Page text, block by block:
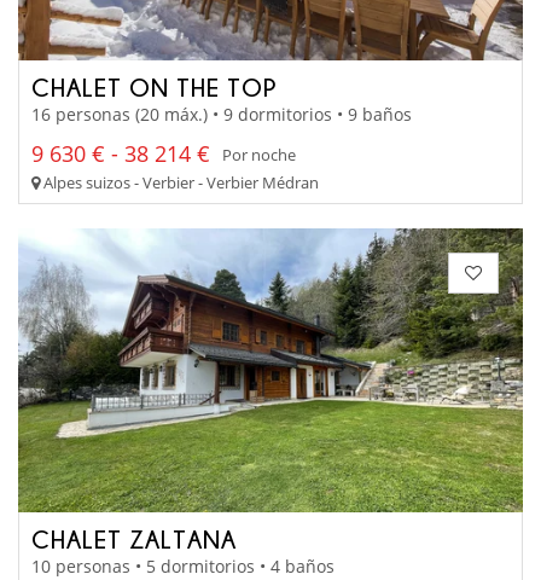
CHALET ON THE TOP
16 personas (20 máx.) • 9 dormitorios • 9 baños
9 630 € - 38 214 €
Por noche
Alpes suizos - Verbier - Verbier Médran
CHALET ZALTANA
10 personas • 5 dormitorios • 4 baños